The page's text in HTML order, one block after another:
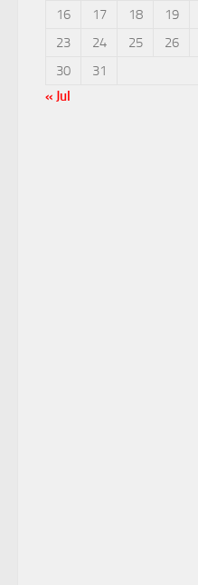
16
17 18 19
23
24 25 26
30
31
« Jul